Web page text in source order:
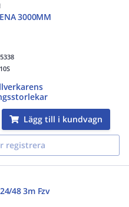
3000MM
Lägg till i kundvagn
registrera
48 3m Fzv